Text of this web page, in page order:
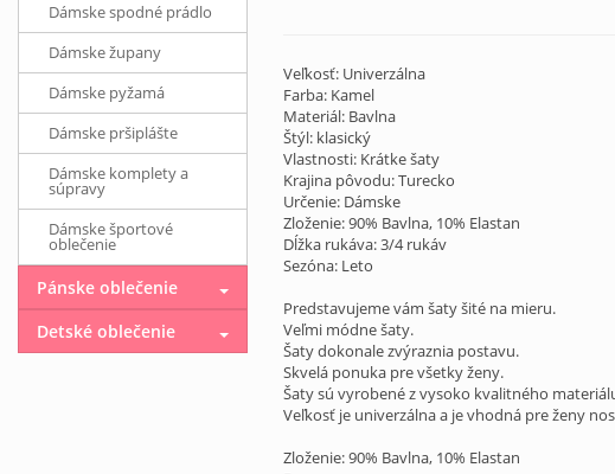
Veľkosť: Univerzálna
Farba: Kamel
Materiál: Bavlna
Štýl: klasický
Vlastnosti: Krátke šaty
Krajina pôvodu: Turecko
Určenie: Dámske
Zloženie: 90% Bavlna, 10% Elastan
Dĺžka rukáva: 3/4 rukáv
Sezóna: Leto
Predstavujeme vám šaty šité na mieru.
Veľmi módne šaty.
Šaty dokonale zvýraznia postavu.
Skvelá ponuka pre všetky ženy.
Šaty sú vyrobené z vysoko kvalitného
Veľkosť je univerzálna a je vhodná pre ženy
Zloženie: 90% Bavlna, 10% Elastan
Dámske spodné prádlo
Dámske župany
Dámske pyžamá
Dámske pršiplášte
Dámske komplety a
súpravy
Dámske športové
oblečenie
Pánske oblečenie
Detské oblečenie